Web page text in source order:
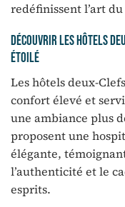
redéfinissent l’art
Découvrir les hôtels
étoilé
Les hôtels deux-
confort élevé et
une ambiance plus
proposent une
élégante,
l’authenticité et le
esprits.